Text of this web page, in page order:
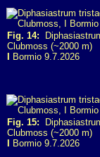
Fig. 14:
Clubmoss (~2000 m)
Bormio 9.7.2026
Fig. 15:
Clubmoss (~2000 m)
Bormio 9.7.2026